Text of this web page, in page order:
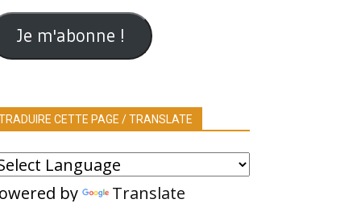
Je m'abonne !
CETTE PAGE / TRANSLATE
by Translate